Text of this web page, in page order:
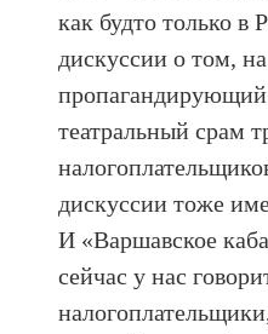
как будто только в
дискуссии о том,
театральный срам
дискуссии тоже
И «Варшавское
сейчас у нас